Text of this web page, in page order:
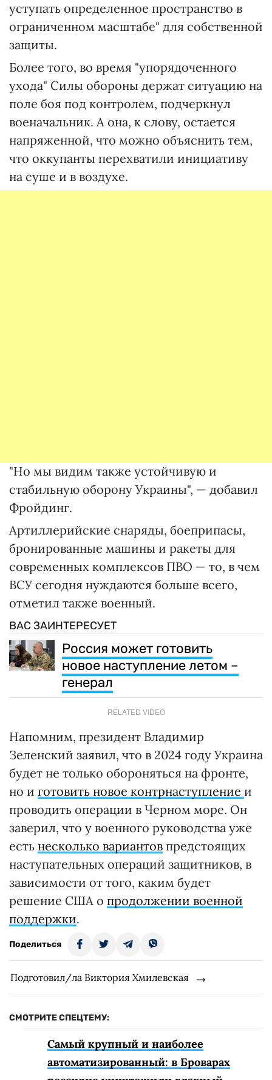
уступать определенное пространство в
ограниченном масштабе" для собственной
защиты.
Более того, во время "упорядоченного
ухода" Силы обороны держат ситуацию на
поле боя под контролем, подчеркнул
военачальник. А она, к слову, остается
напряженной, что можно объяснить тем,
что оккупанты перехватили инициативу
на суше и в воздухе.
"Но мы видим также устойчивую и
стабильную оборону Украины", — добавил
Фройдинг.
Артиллерийские снаряды, боеприпасы,
бронированные машины и ракеты для
современных комплексов ПВО — то, в чем
ВСУ сегодня нуждаются больше всего,
отметил также военный.
ВАС ЗАИНТЕРЕСУЕТ
Россия может готовить
новое наступление летом –
генерал
RELATED VIDEO
Напомним, президент Владимир
Зеленский заявил, что в 2024 году Украина
будет не только обороняться на фронте,
но и готовить новое контрнаступление и
проводить операции в Черном море. Он
заверил, что у военного руководства уже
есть несколько вариантов предстоящих
наступательных операций защитников, в
зависимости от того, каким будет
решение США о продолжении военной
поддержки.
Поделиться
Подготовил/ла Виктория Хмилевская
СМОТРИТЕ СПЕЦТЕМУ:
Самый крупный и наиболее
автоматизированный: в Броварах